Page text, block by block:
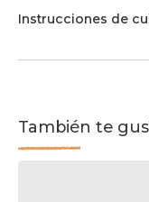
Instrucciones de
También te